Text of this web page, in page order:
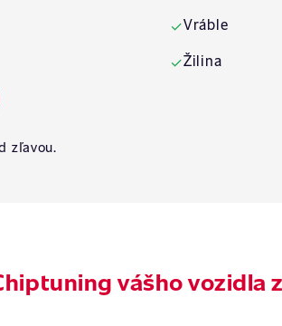
zľavou.
✓Vráble
✓Žilina
vášho vozidla